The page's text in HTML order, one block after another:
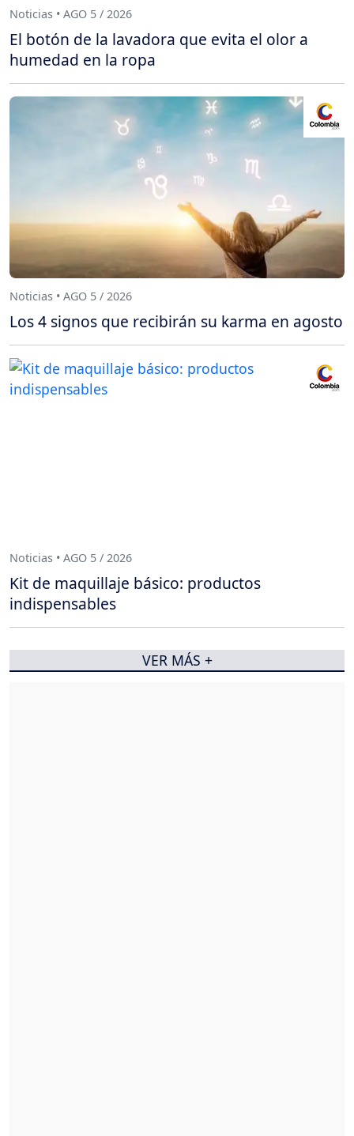
Noticias • AGO 5 / 2026
El botón de la lavadora que evita el olor a
humedad en la ropa
Noticias • AGO 5 / 2026
Los 4 signos que recibirán su karma en agosto
Noticias • AGO 5 / 2026
Kit de maquillaje básico: productos
indispensables
VER MÁS +